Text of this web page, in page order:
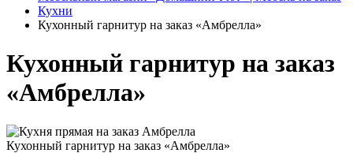
Кухни
Кухонный гарнитур на заказ «Амбрелла»
Кухонный гарнитур на заказ
«Амбрелла»
Кухонный гарнитур на заказ «Амбрелла»